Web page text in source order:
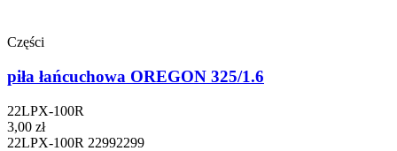
Części
piła łańcuchowa OREGON 325/1.6
22LPX-100R
3,00 zł
22LPX-100R 22992299